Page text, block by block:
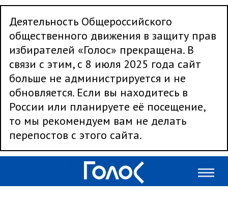
Деятельность Общероссийского
общественного движения в защиту прав
избирателей «Голос» прекращена. В
связи с этим, с 8 июля 2025 года сайт
больше не администрируется и не
обновляется. Если вы находитесь в
России или планируете её посещение,
то мы рекомендуем вам не делать
перепостов с этого сайта.